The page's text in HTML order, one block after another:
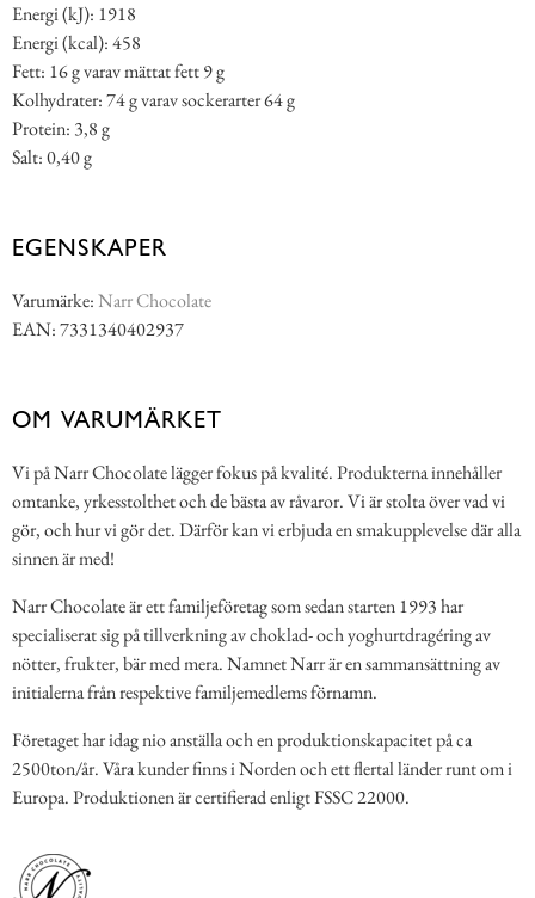
Energi (kJ): 1918
Energi (kcal): 458
Fett: 16 g varav mättat fett 9 g
Kolhydrater: 74 g varav sockerarter 64 g
Protein: 3,8 g
Salt: 0,40 g
EGENSKAPER
Varumärke:Narr Chocolate
EAN: 7331340402937
OM VARUMÄRKET
Vi på Narr Chocolate lägger fokus på kvalité. Produkterna innehåller
omtanke, yrkesstolthet och de bästa av råvaror. Vi är stolta över vad vi
gör, och hur vi gör det. Därför kan vi erbjuda en smakupplevelse där alla
sinnen är med!
Narr Chocolate är ett familjeföretag som sedan starten 1993 har
specialiserat sig på tillverkning av choklad- och yoghurtdragéring av
nötter, frukter, bär med mera. Namnet Narr är en sammansättning av
initialerna från respektive familjemedlems förnamn.
Företaget har idag nio anställa och en produktionskapacitet på ca
2500ton/år. Våra kunder finns i Norden och ett flertal länder runt om i
Europa. Produktionen är certifierad enligt FSSC 22000.